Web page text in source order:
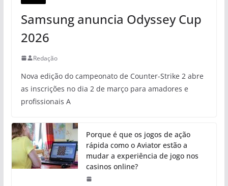
Samsung anuncia Odyssey Cup
2026
Redação
Nova edição do campeonato de Counter-Strike 2 abre
as inscrições no dia 2 de março para amadores e
profissionais A
Porque é que os jogos de ação
rápida como o Aviator estão a
mudar a experiência de jogo nos
casinos online?